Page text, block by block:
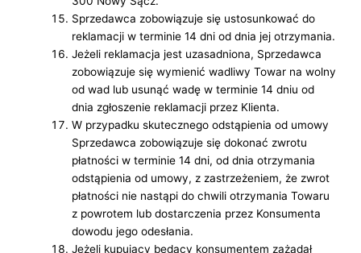
Sprzedawca zobowiązuje się ustosunkować do
reklamacji w terminie 14 dni od dnia jej otrzymania.
Jeżeli reklamacja jest uzasadniona, Sprzedawca
zobowiązuje się wymienić wadliwy Towar na wolny
od wad lub usunąć wadę w terminie 14 dniu od
dnia zgłoszenie reklamacji przez Klienta.
W przypadku skutecznego odstąpienia od umowy
Sprzedawca zobowiązuje się dokonać zwrotu
płatności w terminie 14 dni, od dnia otrzymania
odstąpienia od umowy, z zastrzeżeniem, że zwrot
płatności nie nastąpi do chwili otrzymania Towaru
z powrotem lub dostarczenia przez Konsumenta
dowodu jego odesłania.
Jeżeli kupujący będący konsumentem zażądał